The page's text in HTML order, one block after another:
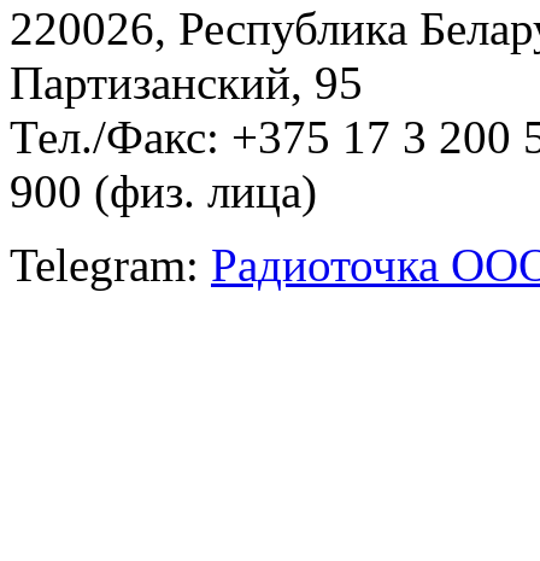
220026, Республика
Партизанский, 95
Тел./Факс: +375 17 3
900 (физ. лица)
Telegram: Радиоточка